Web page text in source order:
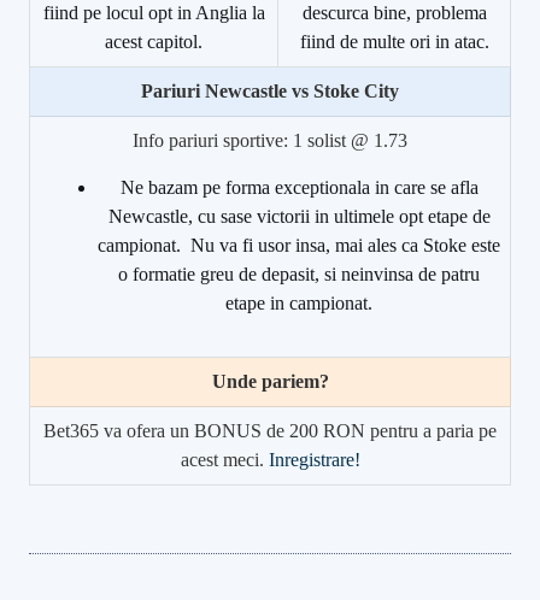
fiind pe locul opt in Anglia la
acest capitol.
descurca bine, problema
fiind de multe ori in atac.
Pariuri Newcastle vs Stoke City
Info pariuri sportive: 1 solist @ 1.73
Ne bazam pe forma exceptionala in care se afla
Newcastle, cu sase victorii in ultimele opt etape de
campionat. Nu va fi usor insa, mai ales ca Stoke este
o formatie greu de depasit, si neinvinsa de patru
etape in campionat.
Unde pariem?
Bet365 va ofera un BONUS de 200 RON pentru a paria pe
acest meci. Inregistrare!